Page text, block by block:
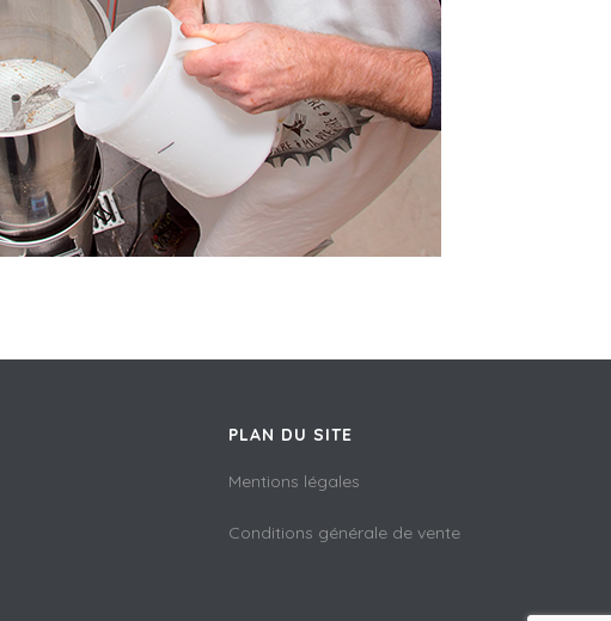
PLAN DU SITE
Mentions légales
Conditions générale de vente